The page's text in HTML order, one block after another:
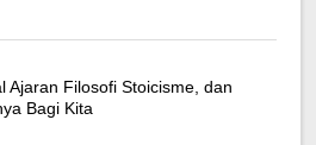
Ajaran Filosofi Stoicisme, dan
Bagi Kita